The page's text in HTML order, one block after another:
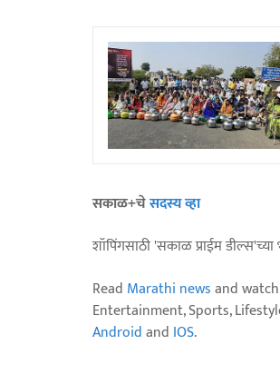
सकाळ+चेसदस्य व्हा
शॉपिंगसाठी 'सकाळ प्राईम
Read Marathi newsand
Entertainment, Sports,
Androidand IOS.